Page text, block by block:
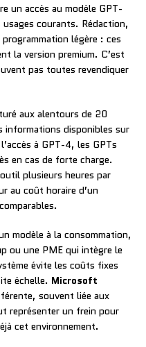
un accès au modèle GPT-
courants. Rédaction,
légère : ces
la version premium. C’est
pas toutes revendiquer
aux alentours de 20
informations disponibles sur
à GPT-4, les GPTs
en cas de forte charge.
plusieurs heures par
au coût horaire d’un
modèle à la consommation,
ou une PME qui intègre le
évite les coûts fixes
échelle. Microsoft
souvent liée aux
représenter un frein pour
cet environnement.